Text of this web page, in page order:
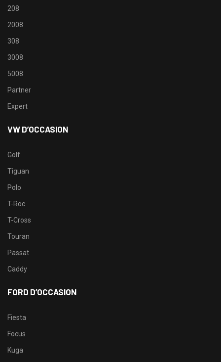
208
2008
308
3008
5008
Partner
Expert
VW D’OCCASION
Golf
Tiguan
Polo
T-Roc
T-Cross
Touran
Passat
Caddy
FORD D’OCCASION
Fiesta
Focus
Kuga